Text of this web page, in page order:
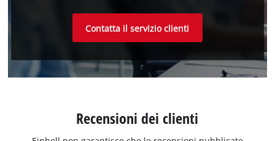
Contatta il servizio clienti
Recensioni dei clienti